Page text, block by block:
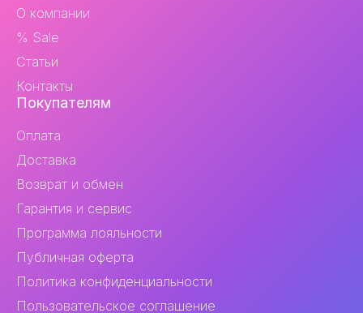
контакты
О компании
% Sale
Статьи
Контакты
Покупателям
Оплата
Доставка
Возврат и обмен
Гарантия и сервис
Программа лояльности
Публичная оферта
Политика конфиденциальности
Пользовательское соглашение